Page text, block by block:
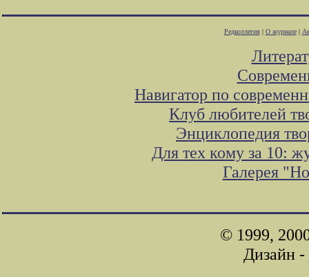
Редколлегия| О журнале|
Навигатор по
Клуб любителей
Энциклопедия
Для тех кому за 10:
Галерея
© 1999,
Дизайн -